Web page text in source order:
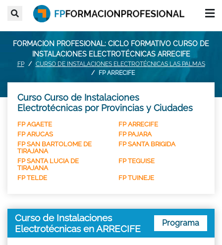
FORMACION PROFESIONAL: CICLO FORMATIVO CURSO DE
INSTALACIONES ELECTROTÉCNICAS ARRECIFE
FP
CURSO DE INSTALACIONES ELECTROTÉCNICAS LAS PALMAS
FP ARRECIFE
Curso Curso de Instalaciones
Electrotécnicas por Provincias y Ciudades
FP AGAETE
FP ARRECIFE
FP ARUCAS
FP PAJARA
FP SAN BARTOLOME DE
TIRAJANA
FP SANTA BRIGIDA
FP SANTA LUCIA DE
TIRAJANA
FP TEGUISE
FP TELDE FP TUINEJE
Curso de Instalaciones
Electrotécnicas en ARRECIFE
Programa